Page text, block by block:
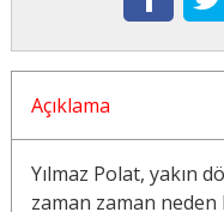
Açıklama
Yılmaz Polat, yakın
zaman zaman